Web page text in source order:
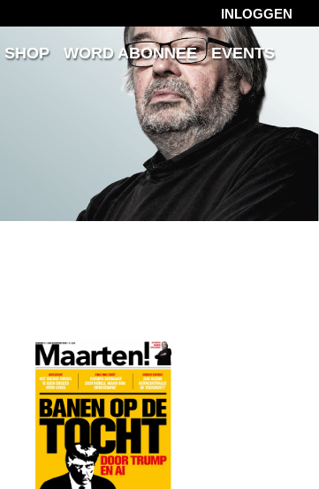
INLOGGEN
SHOP WORD ABONNEE
EVENTS